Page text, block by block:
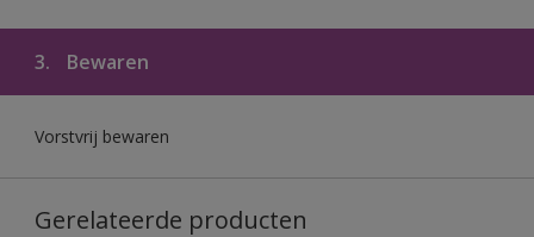
3. Bewaren
Vorstvrij bewaren
Gerelateerde producten